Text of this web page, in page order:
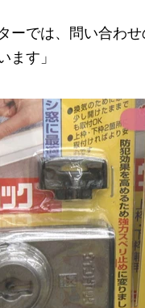
ーでは、問い合わ
ます」